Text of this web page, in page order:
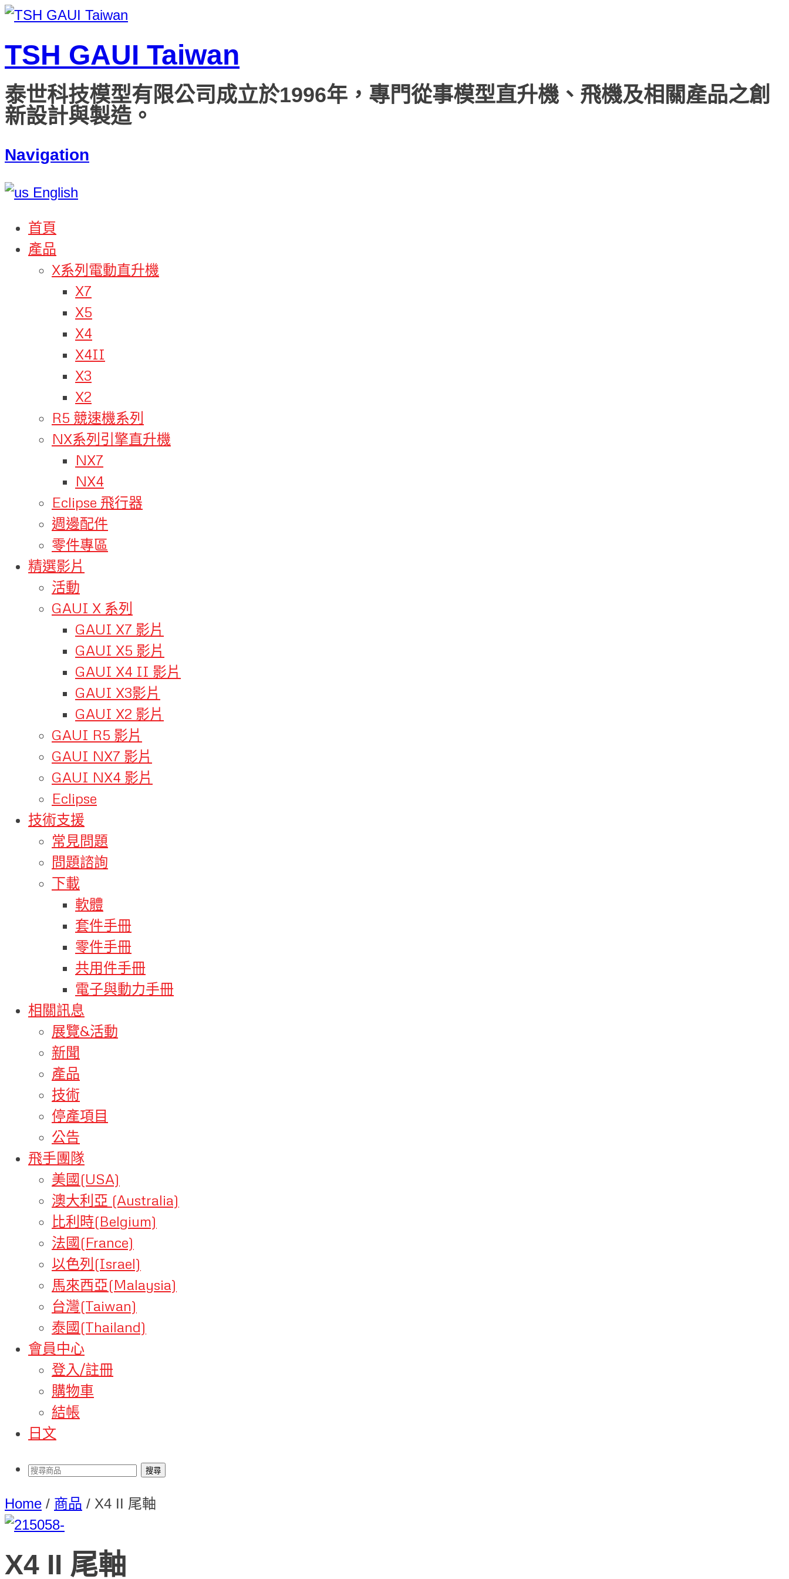
TSH GAUI Taiwan
泰世科技模型有限公司成立於1996年，專門從事模型直升機、飛機及相關產品之創
新設計與製造。
Navigation
English
首頁
產品
X系列電動直升機
X7
X5
X4
X4II
X3
X2
R5 競速機系列
NX系列引擎直升機
NX7
NX4
Eclipse 飛行器
週邊配件
零件專區
精選影片
活動
GAUI X 系列
GAUI X7 影片
GAUI X5 影片
GAUI X4 II 影片
GAUI X3影片
GAUI X2 影片
GAUI R5 影片
GAUI NX7 影片
GAUI NX4 影片
Eclipse
技術支援
常見問題
問題諮詢
下載
軟體
套件手冊
零件手冊
共用件手冊
電子與動力手冊
相關訊息
展覽&活動
新聞
產品
技術
停產項目
公告
飛手團隊
美國(USA)
澳大利亞 (Australia)
比利時(Belgium)
法國(France)
以色列(Israel)
馬來西亞(Malaysia)
台灣(Taiwan)
泰國(Thailand)
會員中心
登入/註冊
購物車
結帳
日文
Home / 商品 / X4 II 尾軸
X4 II 尾軸